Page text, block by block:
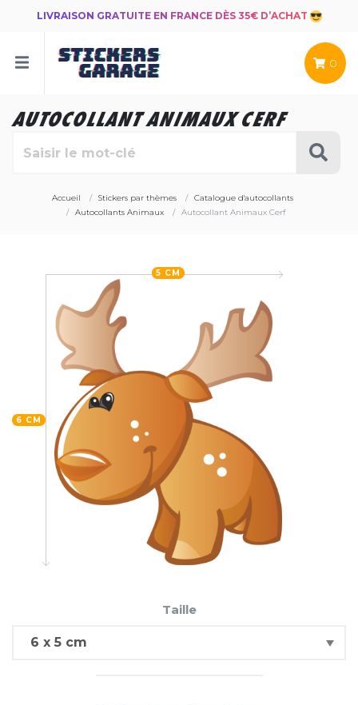
LIVRAISON GRATUITE EN FRANCE DÈS 35€ D’ACHAT
0
AUTOCOLLANT ANIMAUX CERF
Accueil Stickers par thèmes
Catalogue d'autocollants
Autocollants Animaux
Autocollant Animaux Cerf
6 CM
5 CM
Taille